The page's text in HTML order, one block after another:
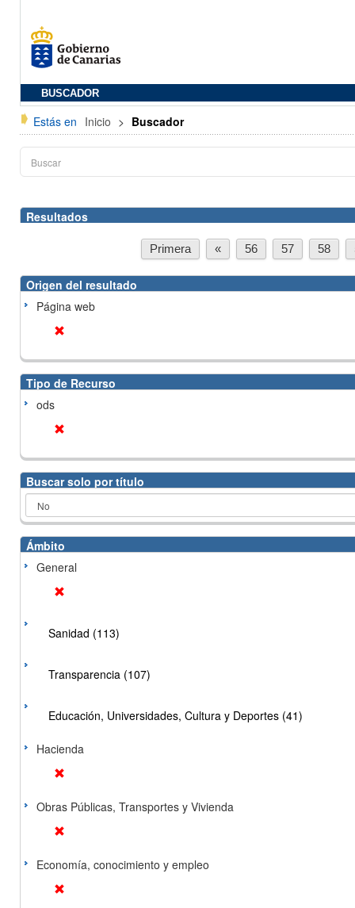
BUSCADOR
Estás en Inicio > Buscador
Resultados
Primera « 56 57 58
Origen del resultado
Página web
Tipo de Recurso
ods
Buscar solo por título
Ámbito
General
Sanidad (113)
Transparencia (107)
Educación, Universidades, Cultura y Deportes (41)
Hacienda
Obras Públicas, Transportes y Vivienda
Economía, conocimiento y empleo